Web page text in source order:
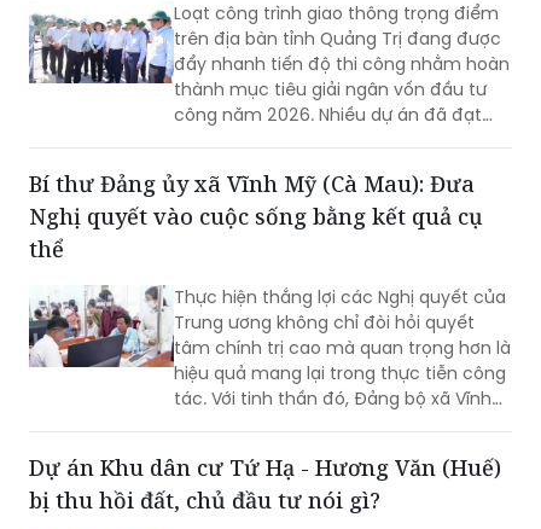
Loạt công trình giao thông trọng điểm
trên địa bàn tỉnh Quảng Trị đang được
đẩy nhanh tiến độ thi công nhằm hoàn
thành mục tiêu giải ngân vốn đầu tư
công năm 2026. Nhiều dự án đã đạt
giải phóng mặt bằng vẫn là "nút thắt"
cần sớm tháo gỡ để bảo đảm tiến độ
Bí thư Đảng ủy xã Vĩnh Mỹ (Cà Mau): Đưa
Nghị quyết vào cuộc sống bằng kết quả cụ
thể
Thực hiện thắng lợi các Nghị quyết của
Trung ương không chỉ đòi hỏi quyết
tâm chính trị cao mà quan trọng hơn là
hiệu quả mang lại trong thực tiễn công
tác. Với tinh thần đó, Đảng bộ xã Vĩnh
đội ngũ cán bộ đủ phẩm chất, năng
lực, trách nhiệm, đưa các chủ trương
Dự án Khu dân cư Tứ Hạ - Hương Văn (Huế)
bị thu hồi đất, chủ đầu tư nói gì?